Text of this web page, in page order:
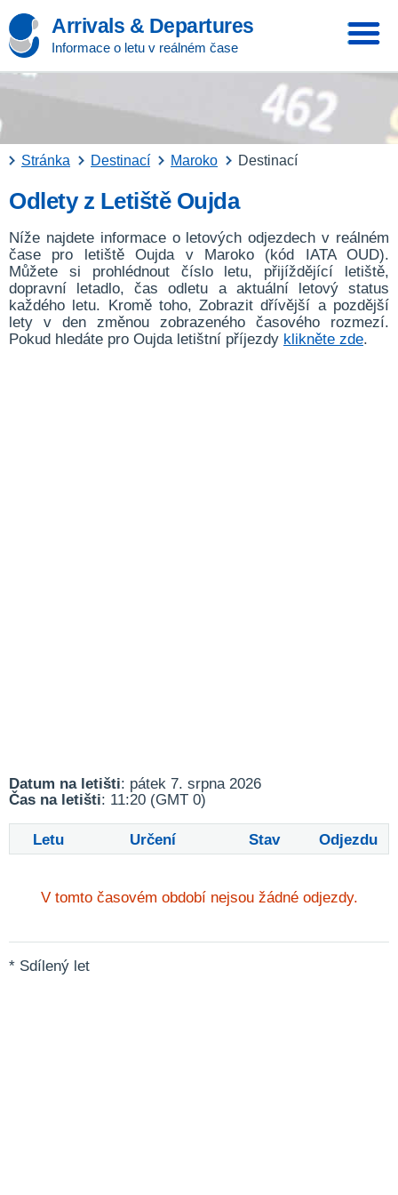
Arrivals & Departures
Informace o letu v reálném čase
Stránka Destinací Maroko Destinací
Odlety z Letiště Oujda
Níže najdete informace o letových odjezdech v reálném
čase pro letiště Oujda v Maroko (kód IATA OUD).
Můžete si prohlédnout číslo letu, přijíždějící letiště,
dopravní letadlo, čas odletu a aktuální letový status
každého letu. Kromě toho, Zobrazit dřívější a pozdější
lety v den změnou zobrazeného časového rozmezí.
Pokud hledáte pro Oujda letištní příjezdy klikněte zde.
Datum na letišti: pátek 7. srpna 2026
Čas na letišti: 11:20 (GMT 0)
Letu Určení Stav Odjezdu
V tomto časovém období nejsou žádné odjezdy.
* Sdílený let